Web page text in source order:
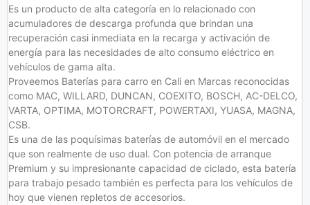
Es un producto de alta categoría en lo relacionado con
acumuladores de descarga profunda que brindan una
recuperación casi inmediata en la recarga y activación de
energía para las necesidades de alto consumo eléctrico en
vehículos de gama alta.
Proveemos Baterías para carro en Cali en Marcas reconocidas
como MAC, WILLARD, DUNCAN, COEXITO, BOSCH, AC-DELCO,
VARTA, OPTIMA, MOTORCRAFT, POWERTAXI, YUASA, MAGNA,
CSB.
Es una de las poquísimas baterías de automóvil en el mercado
que son realmente de uso dual. Con potencia de arranque
Premium y su impresionante capacidad de ciclado, esta batería
para trabajo pesado también es perfecta para los vehículos de
hoy que vienen repletos de accesorios.